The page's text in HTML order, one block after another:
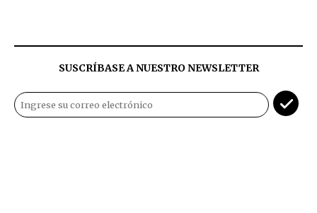
SUSCRÍBASE A NUESTRO NEWSLETTER